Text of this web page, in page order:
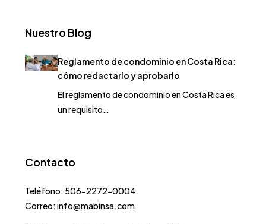
Nuestro Blog
Reglamento de condominio en Costa Rica:
cómo redactarlo y aprobarlo
El reglamento de condominio en Costa Rica es
un requisito…
Contacto
Teléfono: 506-2272-0004
Correo: info@mabinsa.com